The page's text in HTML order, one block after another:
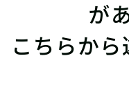
が
こちらか